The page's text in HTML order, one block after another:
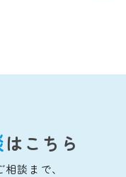
はこちら
談まで、